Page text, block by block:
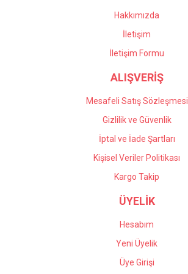
Önder Kaçar | 20/05/2026
Hakkımızda
İletişim
İletişim Formu
ALIŞVERİŞ
Mesafeli Satış Sözleşmesi
Gizlilik ve Güvenlik
İptal ve İade Şartları
Kişisel Veriler Politikası
Kargo Takip
ÜYELİK
Hesabım
Yeni Üyelik
Üye Girişi